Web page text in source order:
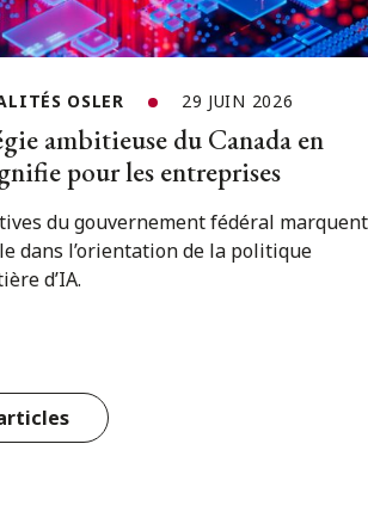
OSLER 29 JUIN 2026
ambitieuse du Canada en
pour les entreprises
du gouvernement fédéral marquent
dans l’orientation de la politique
d’IA.